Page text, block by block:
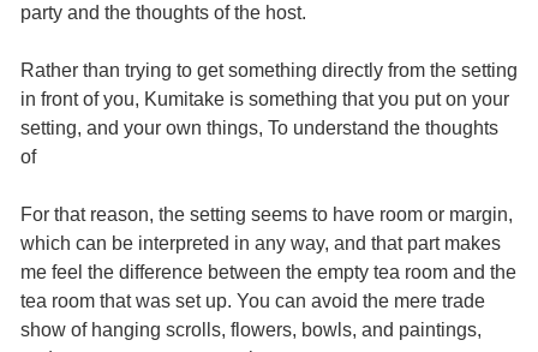
party and the thoughts of the host.
Rather than trying to get something directly from the setting
in front of you, Kumitake is something that you put on your
setting, and your own things, To understand the thoughts
of
For that reason, the setting seems to have room or margin,
which can be interpreted in any way, and that part makes
me feel the difference between the empty tea room and the
tea room that was set up. You can avoid the mere trade
show of hanging scrolls, flowers, bowls, and paintings,